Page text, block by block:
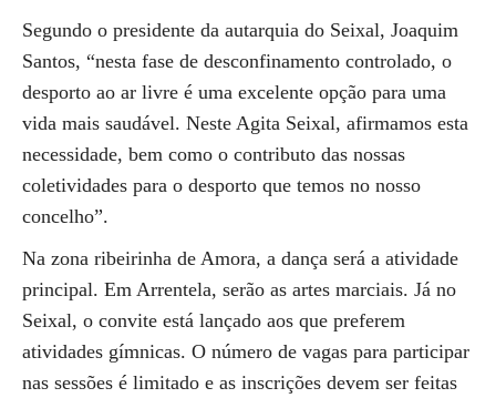
Segundo o presidente da autarquia do Seixal, Joaquim
Santos, “nesta fase de desconfinamento controlado, o
desporto ao ar livre é uma excelente opção para uma
vida mais saudável. Neste Agita Seixal, afirmamos esta
necessidade, bem como o contributo das nossas
coletividades para o desporto que temos no nosso
concelho”.
Na zona ribeirinha de Amora, a dança será a atividade
principal. Em Arrentela, serão as artes marciais. Já no
Seixal, o convite está lançado aos que preferem
atividades gímnicas. O número de vagas para participar
nas sessões é limitado e as inscrições devem ser feitas